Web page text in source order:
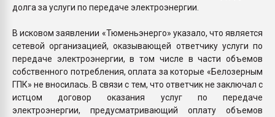
долга за услуги по передаче электроэнергии.
В исковом заявлении «Тюменьэнерго» указало, что является
сетевой организацией, оказывающей ответчику услуги по
передаче электроэнергии, в том числе в части объемов
собственного потребления, оплата за которые «Белозерным
ГПК» не вносилась. В связи с тем, что ответчик не заключал с
истцом договор оказания услуг по передаче
электроэнергии, предусматривающий оплату объемов